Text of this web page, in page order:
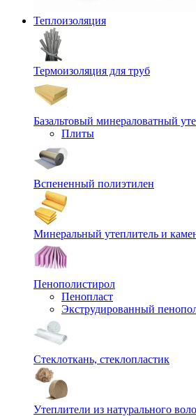
Теплоизоляция
Термоизоляция для труб
Базальтовый минераловатный
Плиты
Вспененный полиэтилен
Минеральный утеплитель и
Пенополистирол
Пенопласт
Экструдированный
Стеклоткань, стеклопластик
Утеплители из натурального